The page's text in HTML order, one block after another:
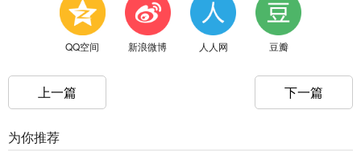
QQ空间 新浪微博 人人网 豆瓣
上一篇 下一篇
为你推荐